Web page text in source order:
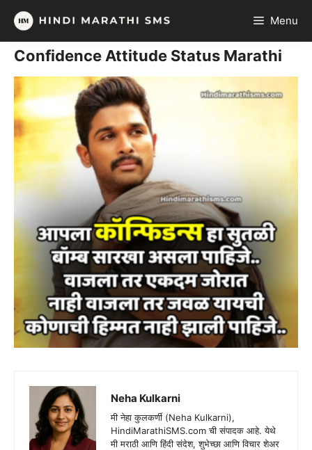
Skip
content
Menu
Confidence Attitude Status Marathi
Neha Kulkarni
मी नेहा कुलकर्णी (Neha Kulkarni),
HindiMarathiSMS.com ची संपादक आहे. येथे
मी मराठी आणि हिंदी संदेश, शुभेच्छा आणि विचार शेअर